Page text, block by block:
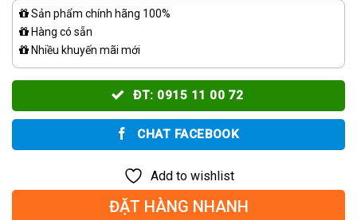
Sản phẩm chính hãng 100%
Hàng có sẵn
Nhiều khuyến mãi mới
ĐT: 0915 11 00 72
CHAT FACEBOOK
Add to wishlist
ĐẶT HÀNG NHANH